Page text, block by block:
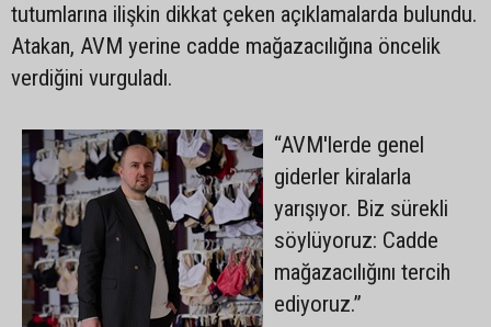
tutumlarına ilişkin dikkat çeken açıklamalarda bulundu.
Atakan, AVM yerine cadde mağazacılığına öncelik
verdiğini vurguladı.
“AVM'lerde genel
giderler kiralarla
yarışıyor. Biz sürekli
söylüyoruz: Cadde
mağazacılığını tercih
ediyoruz.”